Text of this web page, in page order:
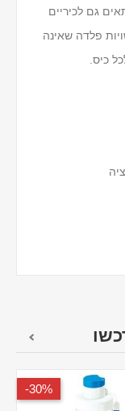
גם לכיריים
פלדה שאינה
כיס.
30%-